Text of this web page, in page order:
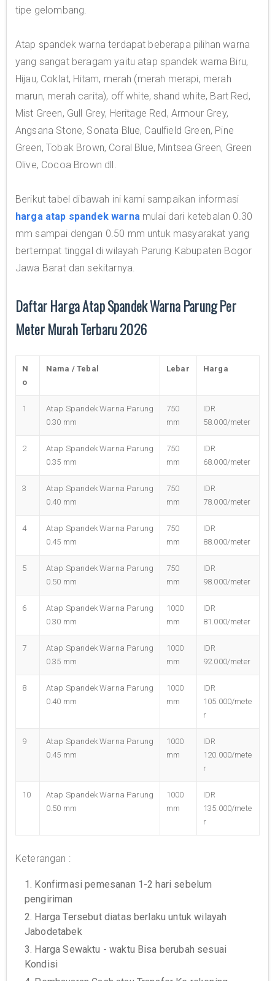
tipe gelombang.
Atap spandek warna terdapat beberapa pilihan warna
yang sangat beragam yaitu atap spandek warna Biru,
Hijau, Coklat, Hitam, merah (merah merapi, merah
marun, merah carita), off white, shand white, Bart Red,
Mist Green, Gull Grey, Heritage Red, Armour Grey,
Angsana Stone, Sonata Blue, Caulfield Green, Pine
Green, Tobak Brown, Coral Blue, Mintsea Green, Green
Olive, Cocoa Brown dll.
Berikut tabel dibawah ini kami sampaikan informasi
harga atap spandek warnamulai dari ketebalan 0.30
mm sampai dengan 0.50 mm untuk masyarakat yang
bertempat tinggal di wilayah Parung Kabupaten Bogor
Jawa Barat dan sekitarnya.
Daftar Harga Atap Spandek Warna Parung Per
Meter Murah Terbaru 2026
N
o
Nama / Tebal Lebar Harga
1
Atap Spandek Warna Parung
0.30 mm
750
mm
IDR
58.000/meter
2
Atap Spandek Warna Parung
0.35 mm
750
mm
IDR
68.000/meter
3
Atap Spandek Warna Parung
0.40 mm
750
mm
IDR
78.000/meter
4
Atap Spandek Warna Parung
0.45 mm
750
mm
IDR
88.000/meter
5
Atap Spandek Warna Parung
0.50 mm
750
mm
IDR
98.000/meter
6
Atap Spandek Warna Parung
0.30 mm
1000
mm
IDR
81.000/meter
7
Atap Spandek Warna Parung
0.35 mm
1000
mm
IDR
92.000/meter
8
Atap Spandek Warna Parung
0.40 mm
1000
mm
IDR
105.000/mete
r
9
Atap Spandek Warna Parung
0.45 mm
1000
mm
IDR
120.000/mete
r
10
Atap Spandek Warna Parung
0.50 mm
1000
mm
IDR
135.000/mete
r
Keterangan :
1. Konfirmasi pemesanan 1-2 hari sebelum
pengiriman
2. Harga Tersebut diatas berlaku untuk wilayah
Jabodetabek
3. Harga Sewaktu - waktu Bisa berubah sesuai
Kondisi